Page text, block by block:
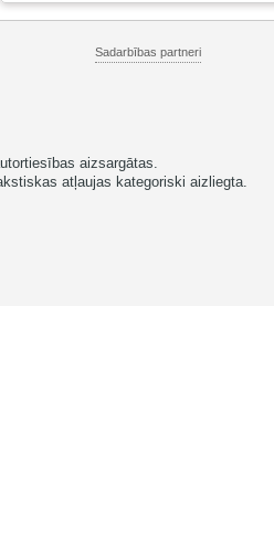
Sadarbības partneri
aizsargātas.
atļaujas kategoriski aizliegta.